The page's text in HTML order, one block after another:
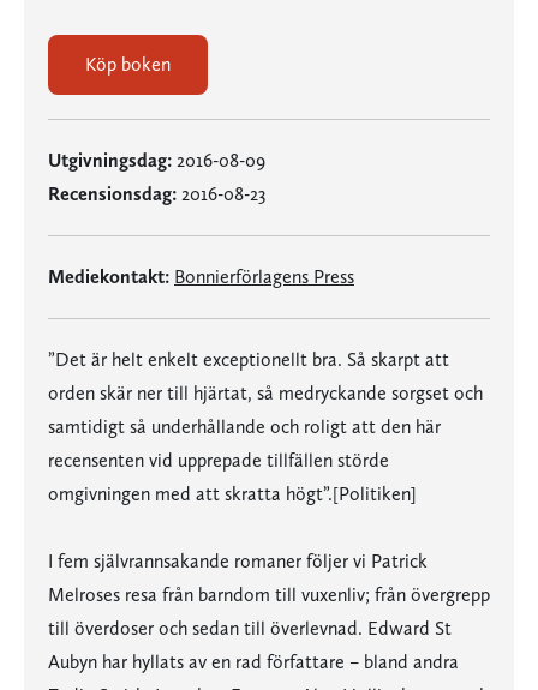
Köp boken
Utgivningsdag: 2016-08-09
Recensionsdag: 2016-08-23
Mediekontakt: Bonnierförlagens Press
”Det är helt enkelt exceptionellt bra. Så skarpt att
orden skär ner till hjärtat, så medryckande sorgset och
samtidigt så underhållande och roligt att den här
recensenten vid upprepade tillfällen störde
omgivningen med att skratta högt”.[Politiken]
I fem självrannsakande romaner följer vi Patrick
Melroses resa från barndom till vuxenliv; från övergrepp
till överdoser och sedan till överlevnad. Edward St
Aubyn har hyllats av en rad författare – bland andra